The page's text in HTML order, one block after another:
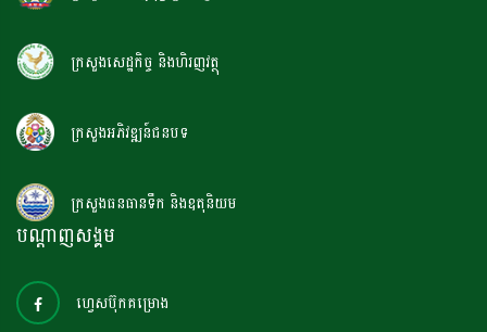
ក្រសួងសេដ្ឋកិច្ច និងហិរញវត្ថុ
ក្រសួងអភិវឌ្ឍន៍ជនបទ
ក្រសួងធនធានទឹក និងឧតុនិយម
បណ្តាញសង្គម
ហ្វេសប៊ុកគម្រោង